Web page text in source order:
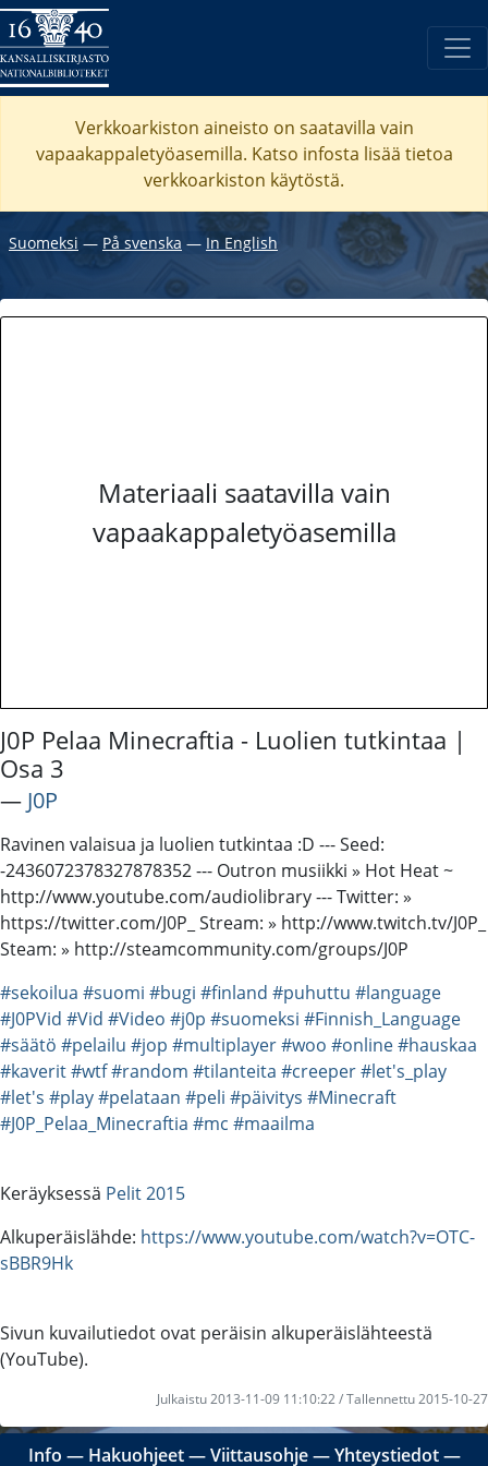
Verkkoarkiston aineisto on saatavilla vain
vapaakappaletyöasemilla. Katso infosta lisää tietoa
verkkoarkiston käytöstä.
Suomeksi ― På svenska ― In English
Materiaali saatavilla vain
vapaakappaletyöasemilla
J0P Pelaa Minecraftia - Luolien tutkintaa |
Osa 3
― J0P
Ravinen valaisua ja luolien tutkintaa :D --- Seed:
-2436072378327878352 --- Outron musiikki » Hot Heat ~
http://www.youtube.com/audiolibrary --- Twitter: »
https://twitter.com/J0P_ Stream: » http://www.twitch.tv/J0P_
Steam: » http://steamcommunity.com/groups/J0P
#sekoilua #suomi #bugi #finland #puhuttu #language
#J0PVid #Vid #Video #j0p #suomeksi #Finnish_Language
#säätö #pelailu #jop #multiplayer#woo #online#hauskaa
#kaverit#wtf#random #tilanteita #creeper#let's_play
#let's #play#pelataan #peli #päivitys #Minecraft
#J0P_Pelaa_Minecraftia #mc #maailma
Keräyksessä Pelit 2015
Alkuperäislähde: https://www.youtube.com/watch?v=OTC-
sBBR9Hk
Sivun kuvailutiedot ovat peräisin alkuperäislähteestä
(YouTube).
Julkaistu 2013-11-09 11:10:22 / Tallennettu 2015-10-27
Info ― Hakuohjeet―Viittausohje―Yhteystiedot―